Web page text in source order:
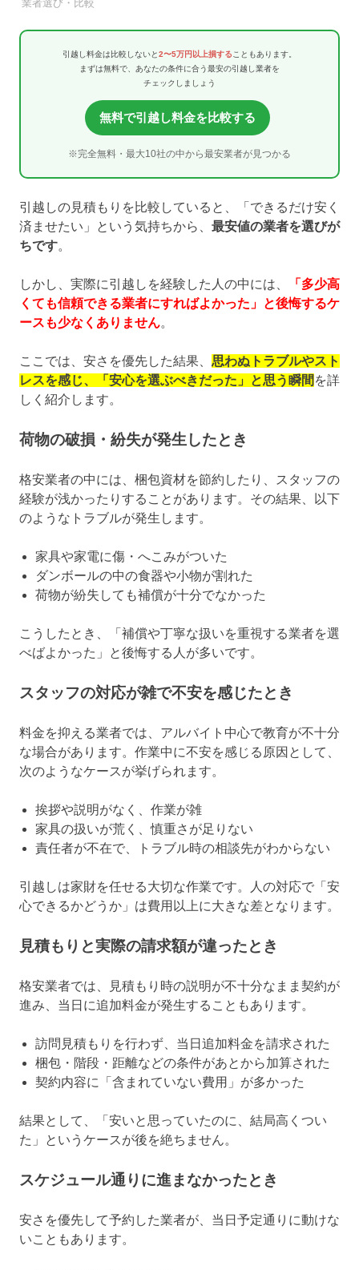
引越し業者
業者選び・比較
引越し料金は比較しないと2〜5万円以上損することもあります。
まずは無料で、あなたの条件に合う最安の引越し業者を
チェックしましょう
無料で引越し料金を比較する
※完全無料・最大10社の中から最安業者が見つかる
引越しの見積もりを比較していると、「できるだけ安く
済ませたい」という気持ちから、 最安値の業者を選びが
ちです。
しかし、実際に引越しを経験した人の中には、
「多少高
くても信頼できる業者にすればよかった」と後悔するケ
ースも少なくありません。
ここでは、安さを優先した結果、 思わぬトラブルやスト
レスを感じ、「安心を選ぶべきだった」と思う瞬間 を詳
しく紹介します。
荷物の破損・紛失が発生したとき
格安業者の中には、梱包資材を節約したり、スタッフの
経験が浅かったりすることがあります。その結果、以下
のようなトラブルが発生します。
家具や家電に傷・へこみがついた
ダンボールの中の食器や小物が割れた
荷物が紛失しても補償が十分でなかった
こうしたとき、「補償や丁寧な扱いを重視する業者を選
べばよかった」と後悔する人が多いです。
スタッフの対応が雑で不安を感じたとき
料金を抑える業者では、アルバイト中心で教育が不十分
な場合があります。作業中に不安を感じる原因として、
次のようなケースが挙げられます。
挨拶や説明がなく、作業が雑
家具の扱いが荒く、慎重さが足りない
責任者が不在で、トラブル時の相談先がわからない
引越しは家財を任せる大切な作業です。人の対応で「安
心できるかどうか」は費用以上に大きな差となります。
見積もりと実際の請求額が違ったとき
格安業者では、見積もり時の説明が不十分なまま契約が
進み、当日に追加料金が発生することもあります。
訪問見積もりを行わず、当日追加料金を請求された
梱包・階段・距離などの条件があとから加算された
契約内容に「含まれていない費用」が多かった
結果として、「安いと思っていたのに、結局高くつい
た」というケースが後を絶ちません。
スケジュール通りに進まなかったとき
安さを優先して予約した業者が、当日予定通りに動けな
いこともあります。